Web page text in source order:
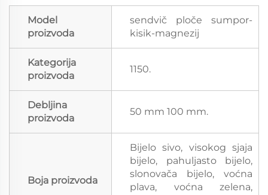
Model
proizvoda
sendvič ploče sumpor-
kisik-magnezij
Kategorija
proizvoda
1150.
Debljina
proizvoda
50 mm 100 mm.
Boja proizvoda
Bijelo sivo, visokog sjaja
bijelo, pahuljasto bijelo,
slonovača bijelo, voćna
plava, voćna zelena,